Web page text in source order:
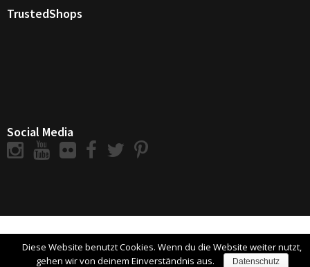
TrustedShops
Social Media
Diese Website benutzt Cookies. Wenn du die Website weiter nutzt,
gehen wir von deinem Einverständnis aus.
Datenschutz